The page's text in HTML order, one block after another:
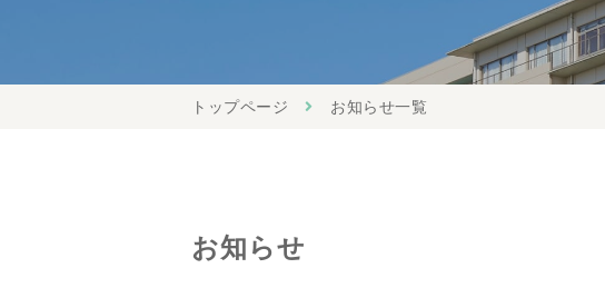
トップページ お知らせ一覧
お知らせ